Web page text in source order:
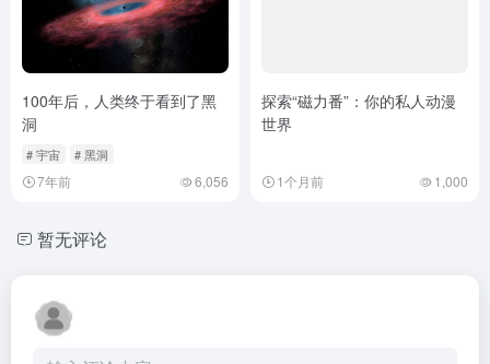
100年后，人类终于看到了黑
洞
# 宇宙 # 黑洞
7年前 6,056
探索“磁力番”：你的私人动漫
世界
1个月前 1,000
暂无评论